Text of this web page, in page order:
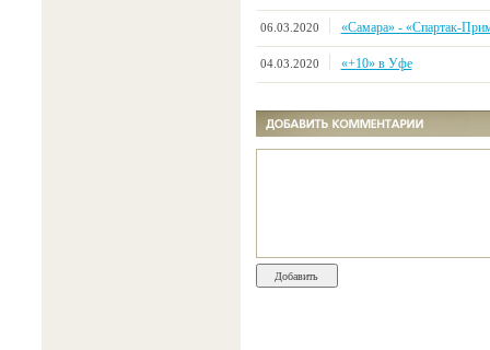
06.03.2020 «Самара» - «Спартак-
04.03.2020 «+10» в Уфе